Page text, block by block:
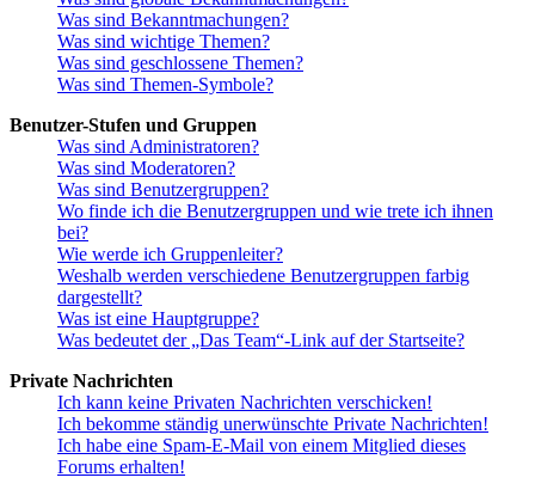
Was sind Bekanntmachungen?
Was sind wichtige Themen?
Was sind geschlossene Themen?
Was sind Themen-Symbole?
Benutzer-Stufen und Gruppen
Was sind Administratoren?
Was sind Moderatoren?
Was sind Benutzergruppen?
Wo finde ich die Benutzergruppen und wie trete ich ihnen
bei?
Wie werde ich Gruppenleiter?
Weshalb werden verschiedene Benutzergruppen farbig
dargestellt?
Was ist eine Hauptgruppe?
Was bedeutet der „Das Team“-Link auf der Startseite?
Private Nachrichten
Ich kann keine Privaten Nachrichten verschicken!
Ich bekomme ständig unerwünschte Private Nachrichten!
Ich habe eine Spam-E-Mail von einem Mitglied dieses
Forums erhalten!